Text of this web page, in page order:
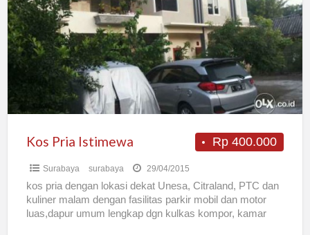
Istimewa
Rp 400.000
Kos Pria Istimewa
Surabaya surabaya 29/04/2015
kos pria dengan lokasi dekat Unesa, Citraland, PTC dan
kuliner malam dengan fasilitas parkir mobil dan motor
luas,dapur umum lengkap dgn kulkas kompor, kamar